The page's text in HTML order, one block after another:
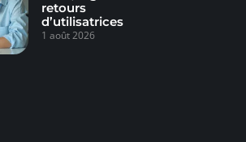
retours
d’utilisatrices
1 août 2026